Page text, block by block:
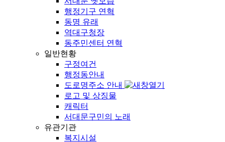
행정기구 연혁
동명 유래
역대구청장
동주민센터 연혁
일반현황
구정여건
행정동안내
도로명주소 안내
로고 및 상징물
캐릭터
서대문구민의 노래
유관기관
복지시설